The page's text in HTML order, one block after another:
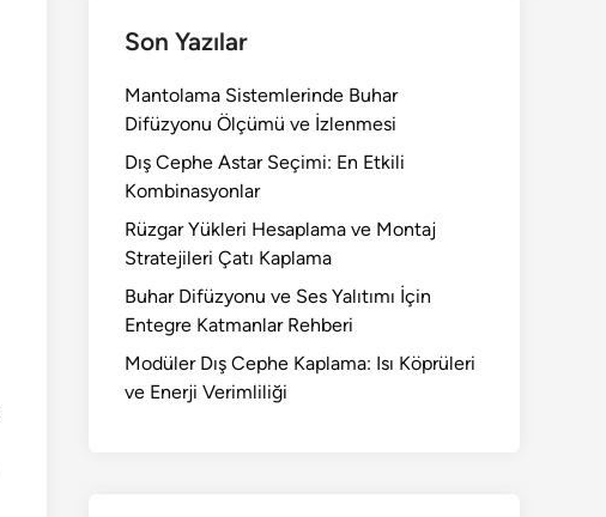
Son Yazılar
Mantolama Sistemlerinde Buhar
Difüzyonu Ölçümü ve İzlenmesi
Dış Cephe Astar Seçimi: En Etkili
Kombinasyonlar
Rüzgar Yükleri Hesaplama ve Montaj
Stratejileri Çatı Kaplama
Buhar Difüzyonu ve Ses Yalıtımı İçin
Entegre Katmanlar Rehberi
Modüler Dış Cephe Kaplama: Isı Köprüleri
ve Enerji Verimliliği